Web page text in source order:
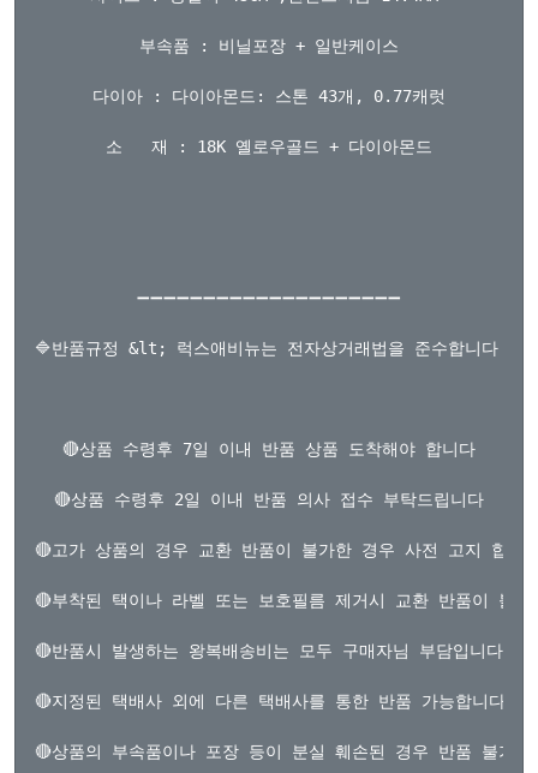
부속품 : 비닐포장 + 일반케이스
다이아 : 다이아몬드: 스톤 43개, 0.77캐럿
소   재 : 18K 옐로우골드 + 다이아몬드
➖➖➖➖➖➖➖➖➖➖➖➖➖➖➖➖➖➖➖➖
🔷반품규정 &lt; 럭스애비뉴는 전자상거래법을 준수합니다
🔴상품 수령후 7일 이내 반품 상품 도착해야 합니다
🔴상품 수령후 2일 이내 반품 의사 접수 부탁드립니다
🔴고가 상품의 경우 교환 반품이 불가한 경우 사전 고지 합니
🔴부착된 택이나 라벨 또는 보호필름 제거시 교환 반품이 불가
🔴반품시 발생하는 왕복배송비는 모두 구매자님 부담입니다
🔴지정된 택배사 외에 다른 택배사를 통한 반품 가능합니다
🔴상품의 부속품이나 포장 등이 분실 훼손된 경우 반품 불가